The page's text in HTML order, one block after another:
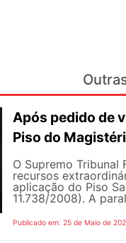
Após pedido de
Piso do
O Supremo Tribunal
recursos
aplicação do Piso
11.738/2008). A
Publicado em: 25 de Maio de